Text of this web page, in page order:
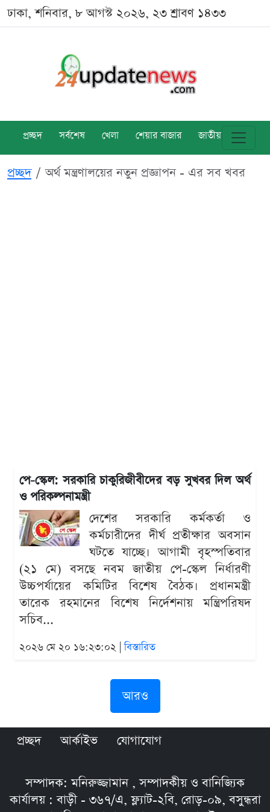
ঢাকা, শনিবার, ৮ আগস্ট ২০২৬, ২৩ শ্রাবণ ১৪৩৩
প্রচ্ছদ সর্বশেষ খেলা শেয়ার বাজার জাতীয় বিশ্ব
প্রচ্ছদ অর্থ মন্ত্রণালয়ের নতুন প্রজ্ঞাপন - এর সব খবর
পে-স্কেল: সরকারি চাকুরিজীবীদের বড় সুখবর দিল অর্থ
ও পরিকল্পনামন্ত্রী
দেশের সরকারি কর্মকর্তা ও
কর্মচারীদের দীর্ঘ প্রতীক্ষার অবসান
ঘটতে যাচ্ছে। আগামী বৃহস্পতিবার
(২১ মে) বসছে নবম জাতীয় পে-স্কেল নির্ধারণী
উচ্চপর্যায়ের কমিটির বিশেষ বৈঠক। প্রধানমন্ত্রী
তারেক রহমানের বিশেষ নির্দেশনায় মন্ত্রিপরিষদ
সচিব...
২০২৬ মে ২০ ১৬:২৩:০২ |বিস্তারিত
আরও
প্রচ্ছদ আর্কাইভ যোগাযোগ
সম্পাদক: মনিরুজ্জামান , সম্পাদকীয় ও বানিজ্যিক
কার্যালয় : বাড়ী - ৩৬৭/এ, ফ্ল্যাট-২বি, রোড়-০৯, বসুন্ধরা